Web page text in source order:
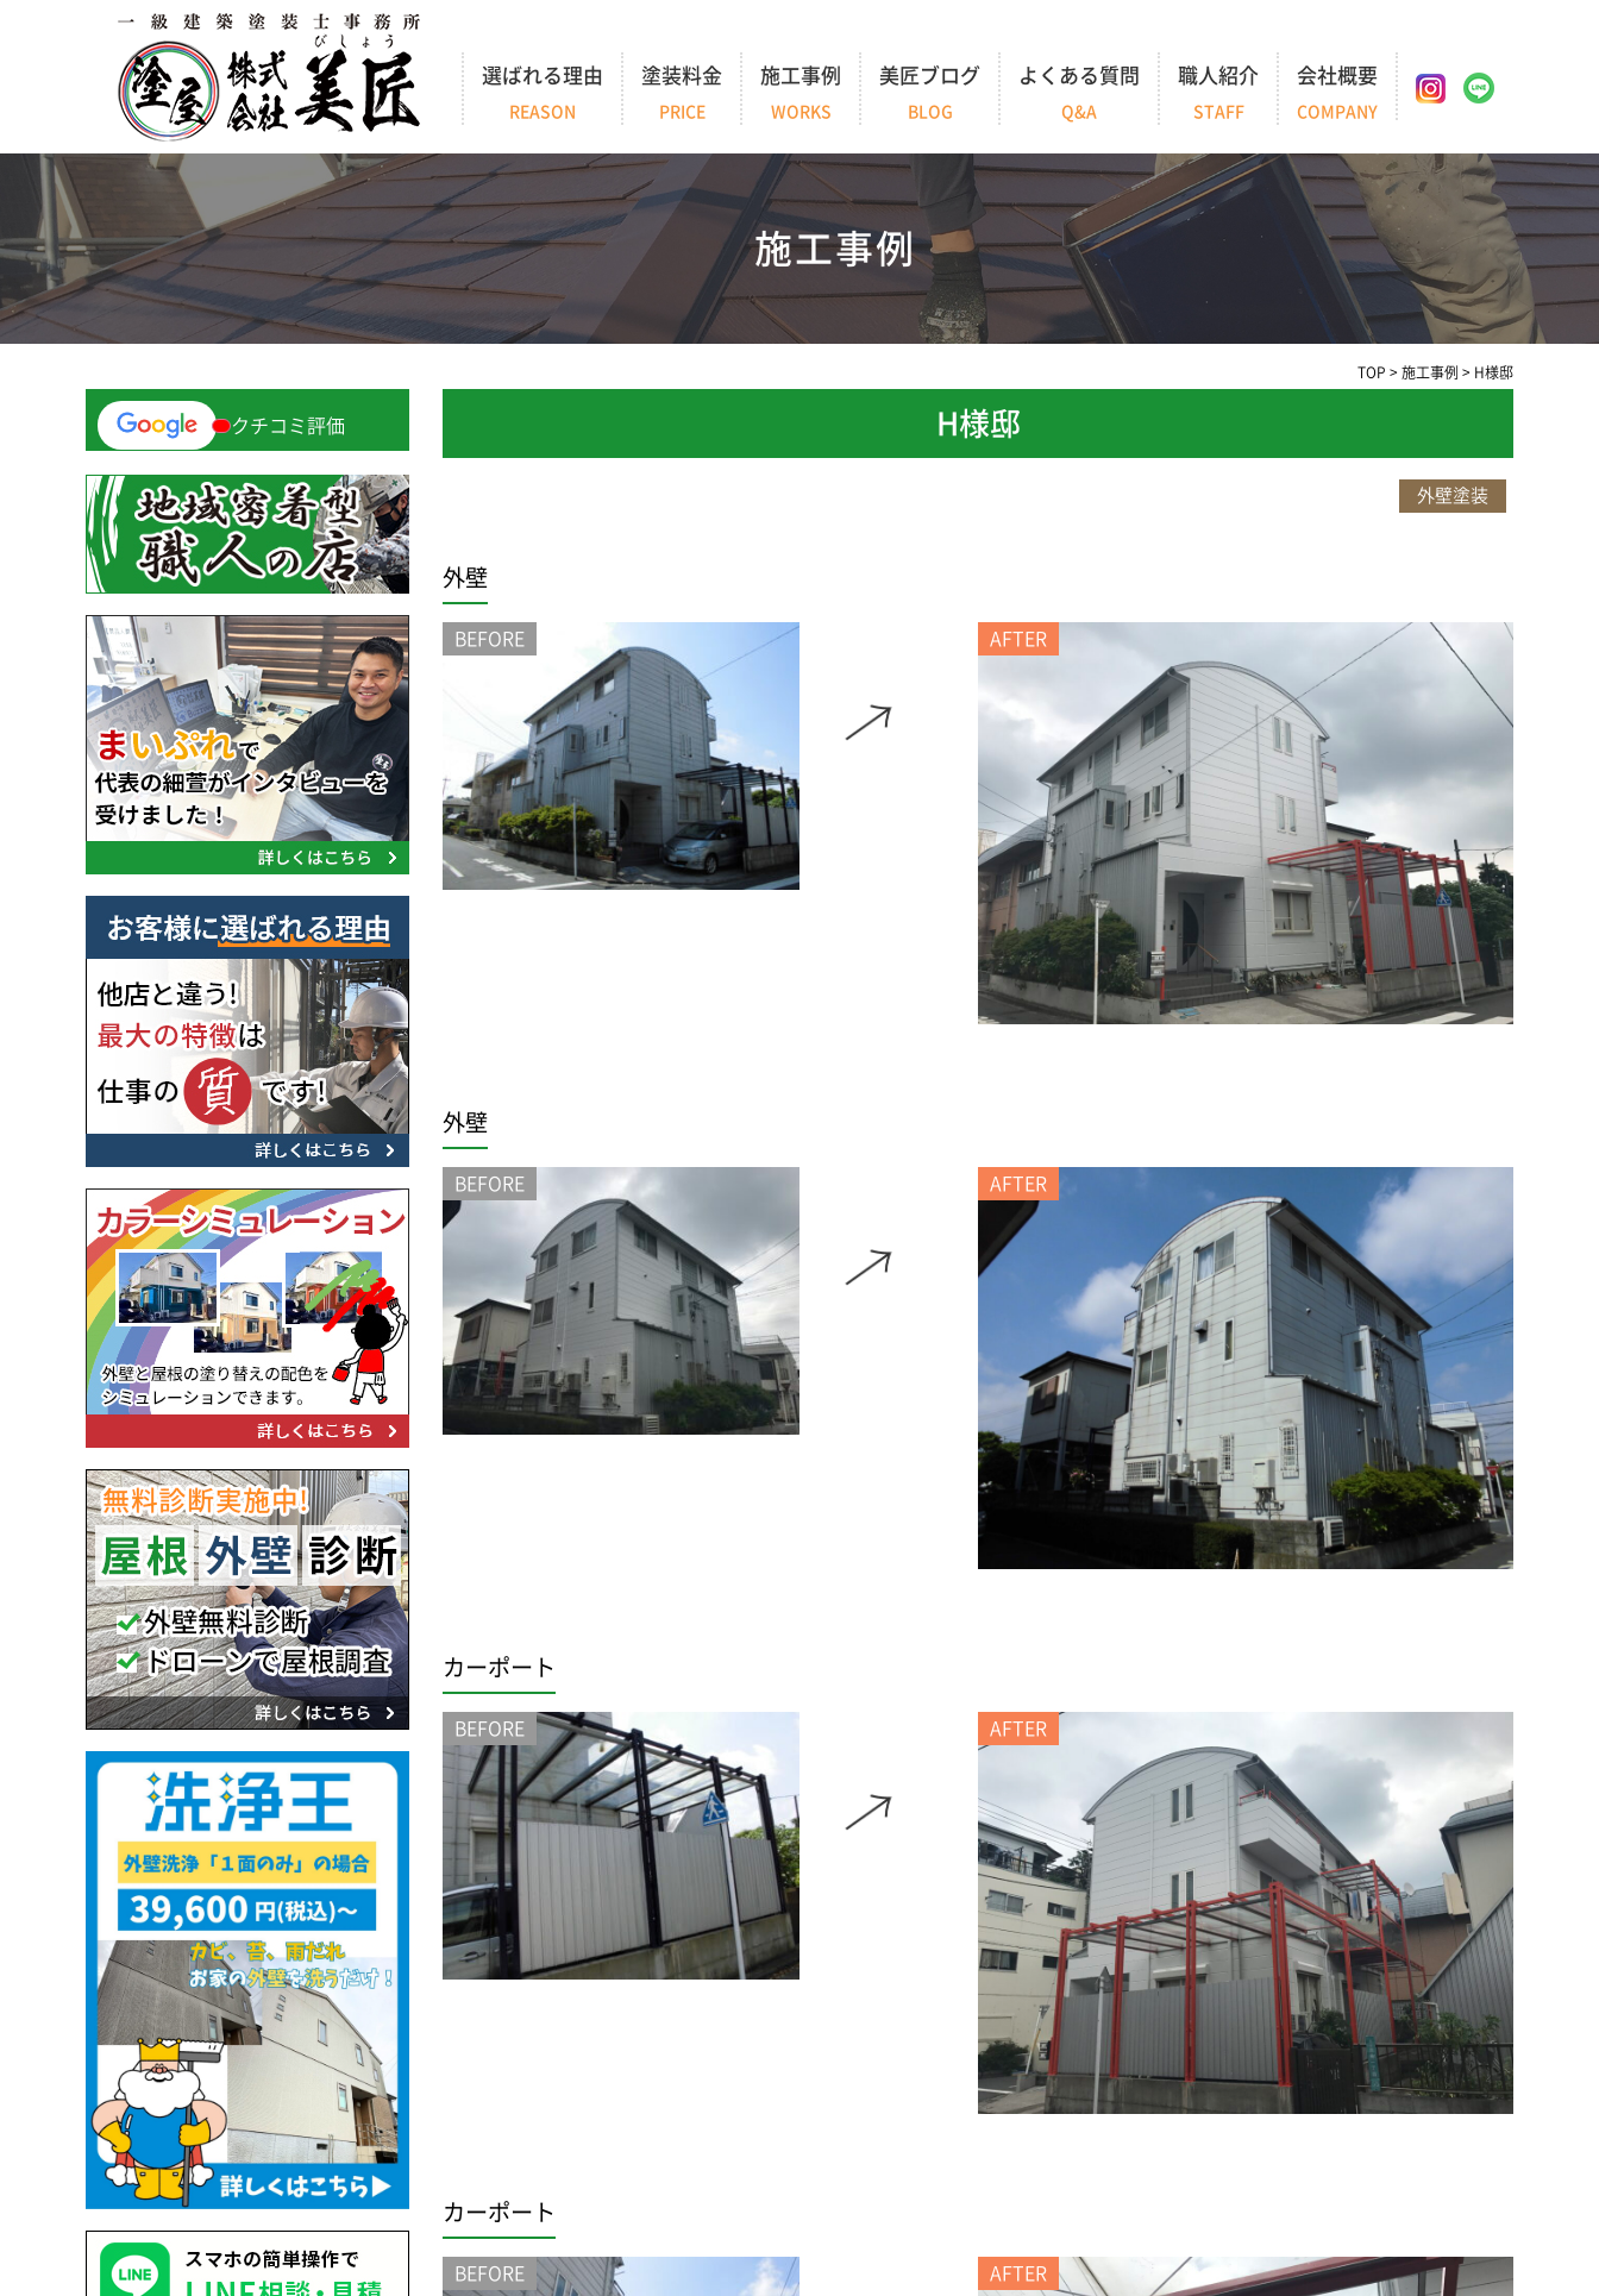
選ばれる理由
REASON
塗装料金
PRICE
施工事例
WORKS
美匠ブログ
BLOG
よくある質問
Q&A
職人紹介
STAFF
会社概要
COMPANY
施工事例
TOP > 施工事例 > H様邸
H様邸
外壁塗装
外壁
BEFORE AFTER
外壁
BEFORE AFTER
カーポート
BEFORE AFTER
カーポート
BEFORE AFTER
クチコミ評価